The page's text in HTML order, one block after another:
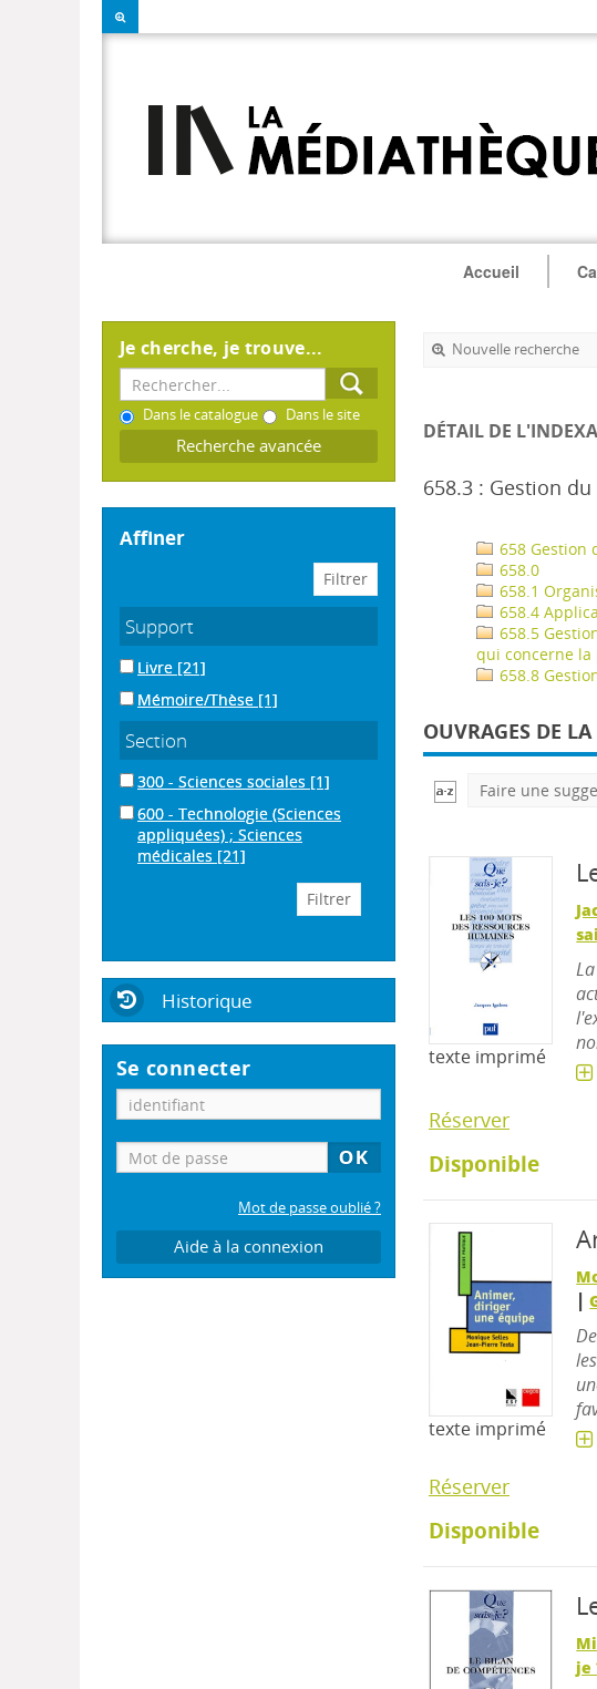
Accueil
Je cherche, je trouve...
Dans le catalogue Dans le site
Recherche avancée
affiner
Support
Livre [21]
Mémoire/Thèse [1]
Section
300 - Sciences sociales [1]
600 - Technologie (Sciences
appliquées) ; Sciences
médicales [21]
Historique
Se connecter
Mot de passe oublié ?
Aide à la connexion
Nouvelle recherche
DÉTAIL DE
658.3 : Gestion
658 Gestion
658.0
658.1
658.4
658.5
qui concerne la
658.8
OUVRAGES DE
Faire une
texte imprimé
Réserver
Disponible
texte imprimé
|
Réserver
Disponible
je